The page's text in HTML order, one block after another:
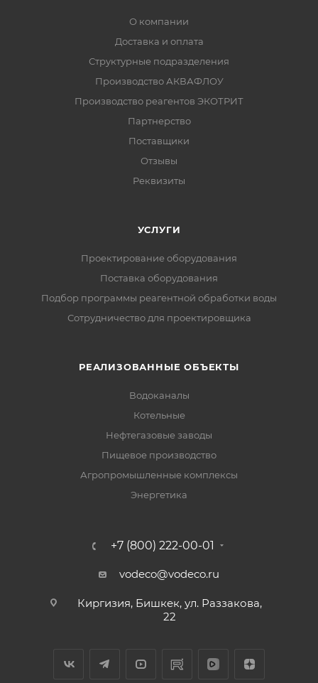
О компании
Доставка и оплата
Структурные подразделения
Производство АКВАФЛОУ
Производство реагентов ЭКОТРИТ
Партнерство
Поставщики
Отзывы
Реквизиты
УСЛУГИ
Проектирование оборудования
Поставка оборудования
Подбор программы реагентной обработки воды
Сотрудничество для проектировщика
РЕАЛИЗОВАННЫЕ ОБЪЕКТЫ
Водоканалы
Котельные
Нефтегазовые заводы
Пищевое производство
Агропромышленные комплексы
Энергетика
+7 (800) 222-00-01
vodeco@vodeco.ru
Киргизия, Бишкек, ул. Раззакова,
22